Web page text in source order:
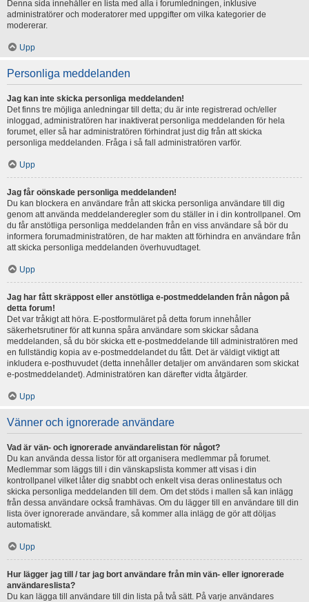
Denna sida innehåller en lista med alla i forumledningen, inklusive
administratörer och moderatorer med uppgifter om vilka kategorier de
modererar.
Upp
Personliga meddelanden
Jag kan inte skicka personliga meddelanden!
Det finns tre möjliga anledningar till detta; du är inte registrerad och/eller
inloggad, administratören har inaktiverat personliga meddelanden för hela
forumet, eller så har administratören förhindrat just dig från att skicka
personliga meddelanden. Fråga i så fall administratören varför.
Upp
Jag får oönskade personliga meddelanden!
Du kan blockera en användare från att skicka personliga användare till dig
genom att använda meddelanderegler som du ställer in i din kontrollpanel. Om
du får anstötliga personliga meddelanden från en viss användare så bör du
informera forumadministratören, de har makten att förhindra en användare från
att skicka personliga meddelanden överhuvudtaget.
Upp
Jag har fått skräppost eller anstötliga e-postmeddelanden från någon på
detta forum!
Det var tråkigt att höra. E-postformuläret på detta forum innehåller
säkerhetsrutiner för att kunna spåra användare som skickar sådana
meddelanden, så du bör skicka ett e-postmeddelande till administratören med
en fullständig kopia av e-postmeddelandet du fått. Det är väldigt viktigt att
inkludera e-posthuvudet (detta innehåller detaljer om användaren som skickat
e-postmeddelandet). Administratören kan därefter vidta åtgärder.
Upp
Vänner och ignorerade användare
Vad är vän- och ignorerade användarelistan för något?
Du kan använda dessa listor för att organisera medlemmar på forumet.
Medlemmar som läggs till i din vänskapslista kommer att visas i din
kontrollpanel vilket låter dig snabbt och enkelt visa deras onlinestatus och
skicka personliga meddelanden till dem. Om det stöds i mallen så kan inlägg
från dessa användare också framhävas. Om du lägger till en användare till din
lista över ignorerade användare, så kommer alla inlägg de gör att döljas
automatiskt.
Upp
Hur lägger jag till / tar jag bort användare från min vän- eller ignorerade
användareslista?
Du kan lägga till användare till din lista på två sätt. På varje användares